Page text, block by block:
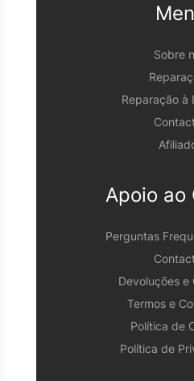
Sobre
Reparação à
Apoio ao
Perguntas
Devoluções e
Termos e
Política de
Política de